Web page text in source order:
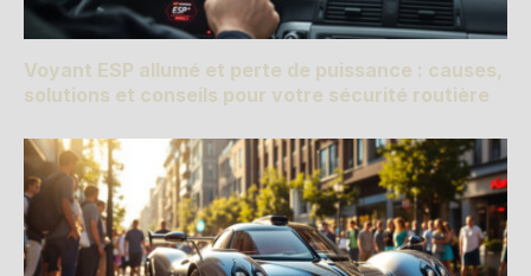
Voyant ESP allumé et perte de puissance : causes,
solutions et conseils pour votre sécurité routière